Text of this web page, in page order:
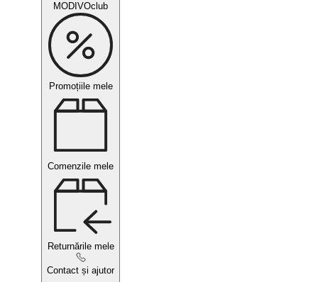
MODIVOclub
Promoțiile mele
Comenzile mele
Returnările mele
Contact și ajutor